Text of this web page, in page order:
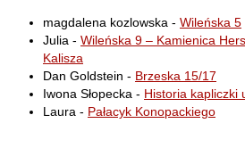
magdalena kozlowska - Wileńska 5
Julia - Wileńska 9 – Kamienica
Kalisza
Dan Goldstein - Brzeska 15/17
Iwona Słopecka - Historia kapliczki
Laura - Pałacyk Konopackiego